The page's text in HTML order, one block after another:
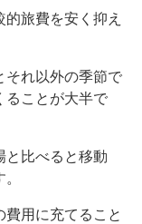
旅費を安く抑え
それ以外の季節で
ることが大半で
と比べると移動
用に充てること